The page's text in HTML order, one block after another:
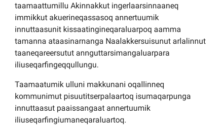
taamaattumillu Akinnakkut ingerlaarsinnaaneq
immikkut akuerineqassasoq annertuumik
innuttaasunit kissaatingineqaraluarpoq aamma
tamanna ataasinarnanga Naalakkersuisunut arlalinnut
taaneqareersutut annguttarsimangaluarpara
iliuseqarfingeqqullungu.
Taamaatumik ulluni makkunani oqallinneq
kommunimut pisuutitserpalaartoq isumaqarpunga
innuttaasut paaissangaat annertuumik
iliuseqarfingiumaneqaraluartoq.